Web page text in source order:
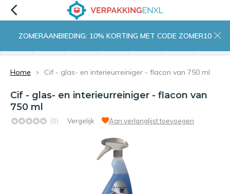
ZOMERAANBIEDING: 10% KORTING MET CODE ZOMER10
Home Cif - glas- en interieurreiniger - flacon van 750 ml
Cif - glas- en interieurreiniger - flacon van
750 ml
(0) Vergelijk Aan verlanglijst toevoegen